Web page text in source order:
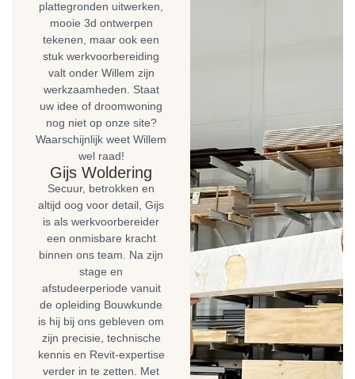
plattegronden uitwerken,
mooie 3d ontwerpen
tekenen, maar ook een
stuk werkvoorbereiding
valt onder Willem zijn
werkzaamheden. Staat
uw idee of droomwoning
nog niet op onze site?
Waarschijnlijk weet Willem
wel raad!
Gijs Woldering
Secuur, betrokken en
altijd oog voor detail, Gijs
is als werkvoorbereider
een onmisbare kracht
binnen ons team. Na zijn
stage en
afstudeerperiode vanuit
de opleiding Bouwkunde
is hij bij ons gebleven om
zijn precisie, technische
kennis en Revit-expertise
verder in te zetten. Met